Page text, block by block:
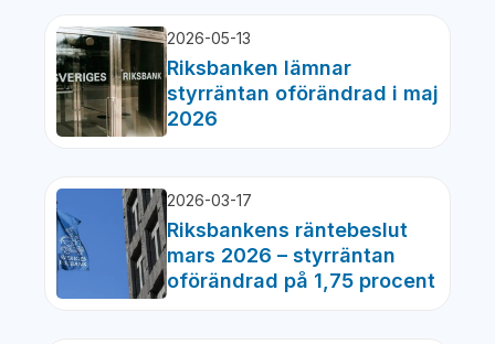
2026-05-13
Riksbanken lämnar
styrräntan oförändrad i maj
2026
2026-03-17
Riksbankens räntebeslut
mars 2026 – styrräntan
oförändrad på 1,75 procent